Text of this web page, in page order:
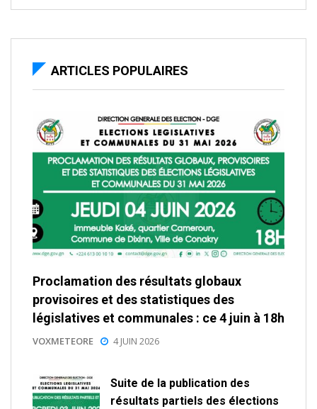
ARTICLES POPULAIRES
Proclamation des résultats globaux
provisoires et des statistiques des
législatives et communales : ce 4 juin à 18h
VOXMETEORE 4 JUIN 2026
Suite de la publication des
résultats partiels des élections